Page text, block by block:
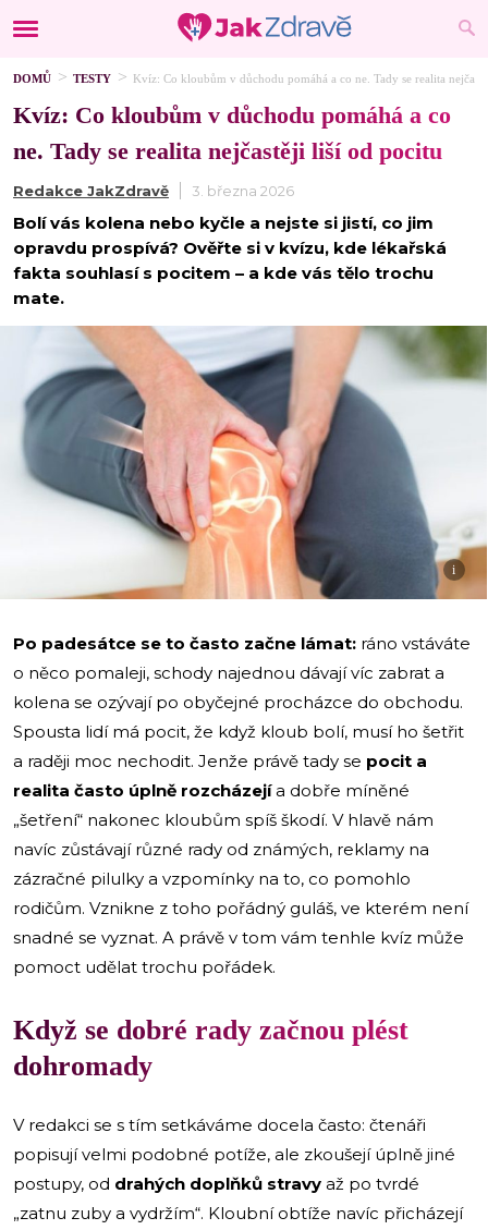
DOMŮ TESTY Kvíz: Co kloubům v důchodu pomáhá a co ne. Tady se realita
Kvíz: Co kloubům v důchodu pomáhá a co
ne. Tady se realita nejčastěji liší od pocitu
Redakce JakZdravě 3. března 2026
Bolí vás kolena nebo kyčle a nejste si jistí, co jim
opravdu prospívá? Ověřte si v kvízu, kde lékařská
fakta souhlasí s pocitem – a kde vás tělo trochu
mate.
i
Po padesátce se to často začne lámat: ráno vstáváte
o něco pomaleji, schody najednou dávají víc zabrat a
kolena se ozývají po obyčejné procházce do obchodu.
Spousta lidí má pocit, že když kloub bolí, musí ho šetřit
a raději moc nechodit. Jenže právě tady se pocit a
realita často úplně rozcházejía dobře míněné
„šetření“ nakonec kloubům spíš škodí. V hlavě nám
navíc zůstávají různé rady od známých, reklamy na
zázračné pilulky a vzpomínky na to, co pomohlo
rodičům. Vznikne z toho pořádný guláš, ve kterém není
snadné se vyznat. A právě v tom vám tenhle kvíz může
pomoct udělat trochu pořádek.
Když se dobré rady začnou plést
dohromady
V redakci se s tím setkáváme docela často: čtenáři
popisují velmi podobné potíže, ale zkoušejí úplně jiné
postupy, od drahých doplňků stravy až po tvrdé
„zatnu zuby a vydržím“. Kloubní obtíže navíc přicházejí